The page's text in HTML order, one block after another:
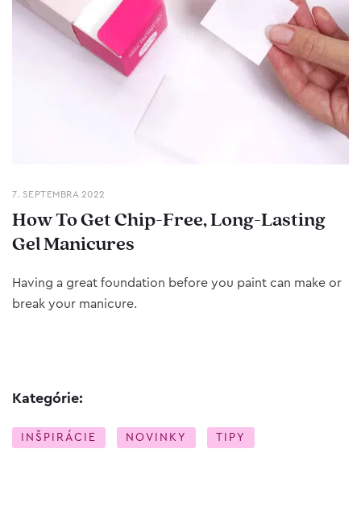
7. SEPTEMBRA 2022
How To Get Chip-Free, Long-Lasting
Gel Manicures
Having a great foundation before you paint can make or
break your manicure.
Kategórie:
INŠPIRÁCIE NOVINKY TIPY